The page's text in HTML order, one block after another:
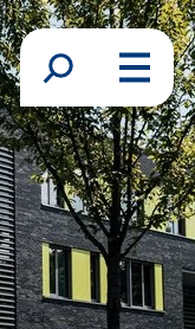
Inhalt
Suchformular
Menü